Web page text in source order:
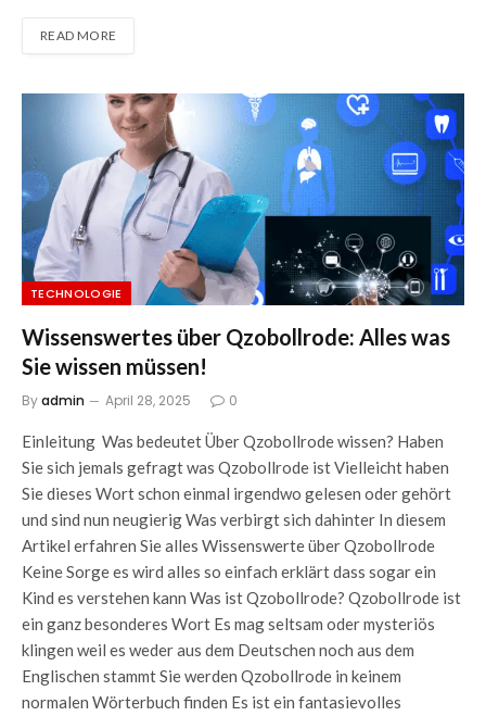
READ MORE
TECHNOLOGIE
Wissenswertes über Qzobollrode: Alles was
Sie wissen müssen!
Byadmin April 28, 2025 0
Einleitung Was bedeutet Über Qzobollrode wissen? Haben
Sie sich jemals gefragt was Qzobollrode ist Vielleicht haben
Sie dieses Wort schon einmal irgendwo gelesen oder gehört
und sind nun neugierig Was verbirgt sich dahinter In diesem
Artikel erfahren Sie alles Wissenswerte über Qzobollrode
Keine Sorge es wird alles so einfach erklärt dass sogar ein
Kind es verstehen kann Was ist Qzobollrode? Qzobollrode ist
ein ganz besonderes Wort Es mag seltsam oder mysteriös
klingen weil es weder aus dem Deutschen noch aus dem
Englischen stammt Sie werden Qzobollrode in keinem
normalen Wörterbuch finden Es ist ein fantasievolles